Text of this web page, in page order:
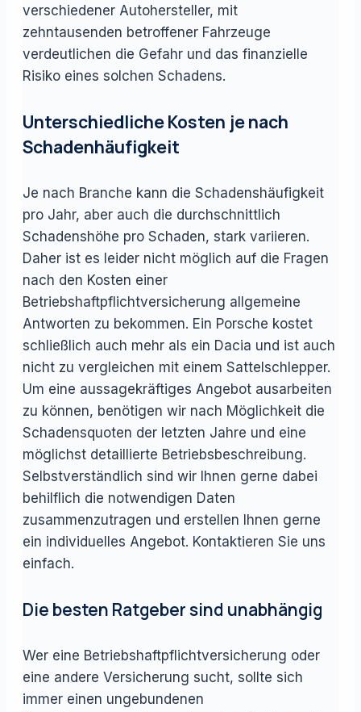
verschiedener Autohersteller, mit
zehntausenden betroffener Fahrzeuge
verdeutlichen die Gefahr und das finanzielle
Risiko eines solchen Schadens.
Unterschiedliche Kosten je nach
Schadenhäufigkeit
Je nach Branche kann die Schadenshäufigkeit
pro Jahr, aber auch die durchschnittlich
Schadenshöhe pro Schaden, stark variieren.
Daher ist es leider nicht möglich auf die Fragen
nach den Kosten einer
Betriebshaftpflichtversicherung allgemeine
Antworten zu bekommen. Ein Porsche kostet
schließlich auch mehr als ein Dacia und ist auch
nicht zu vergleichen mit einem Sattelschlepper.
Um eine aussagekräftiges Angebot ausarbeiten
zu können, benötigen wir nach Möglichkeit die
Schadensquoten der letzten Jahre und eine
möglichst detaillierte Betriebsbeschreibung.
Selbstverständlich sind wir Ihnen gerne dabei
behilflich die notwendigen Daten
zusammenzutragen und erstellen Ihnen gerne
ein individuelles Angebot. Kontaktieren Sie uns
einfach.
Die besten Ratgeber sind unabhängig
Wer eine Betriebshaftpflichtversicherung oder
eine andere Versicherung sucht, sollte sich
immer einen ungebundenen